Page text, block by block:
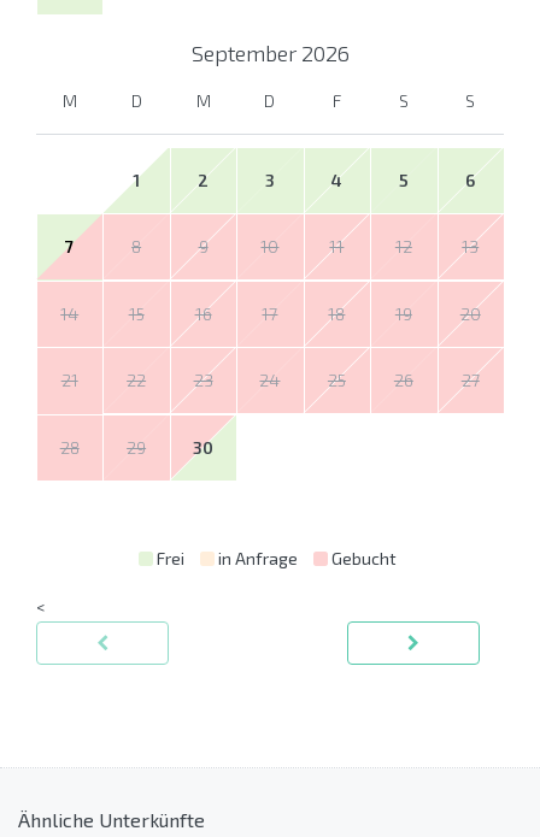
September 2026
M D M D F S S
1 2 3 4 5 6
7 8 9 10 11 12 13
14 15 16 17 18 19 20
21 22 23 24 25 26 27
28 29 30
Frei in Anfrage Gebucht
<
Ähnliche Unterkünfte